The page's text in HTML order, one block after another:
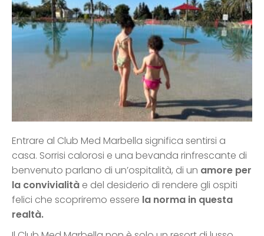
Entrare al Club Med Marbella significa sentirsi a
casa. Sorrisi calorosi e una bevanda rinfrescante di
benvenuto parlano di un’ospitalità, di un amore per
la convivialità e del desiderio di rendere gli ospiti
felici che scopriremo essere la norma in questa
realtà.